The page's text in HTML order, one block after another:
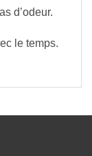
d’odeur.
le temps.